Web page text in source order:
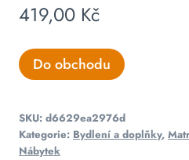
419,00 Kč
Do obchodu
SKU: d6629ea2976d
Kategorie: Bydlení a doplňky,
Nábytek